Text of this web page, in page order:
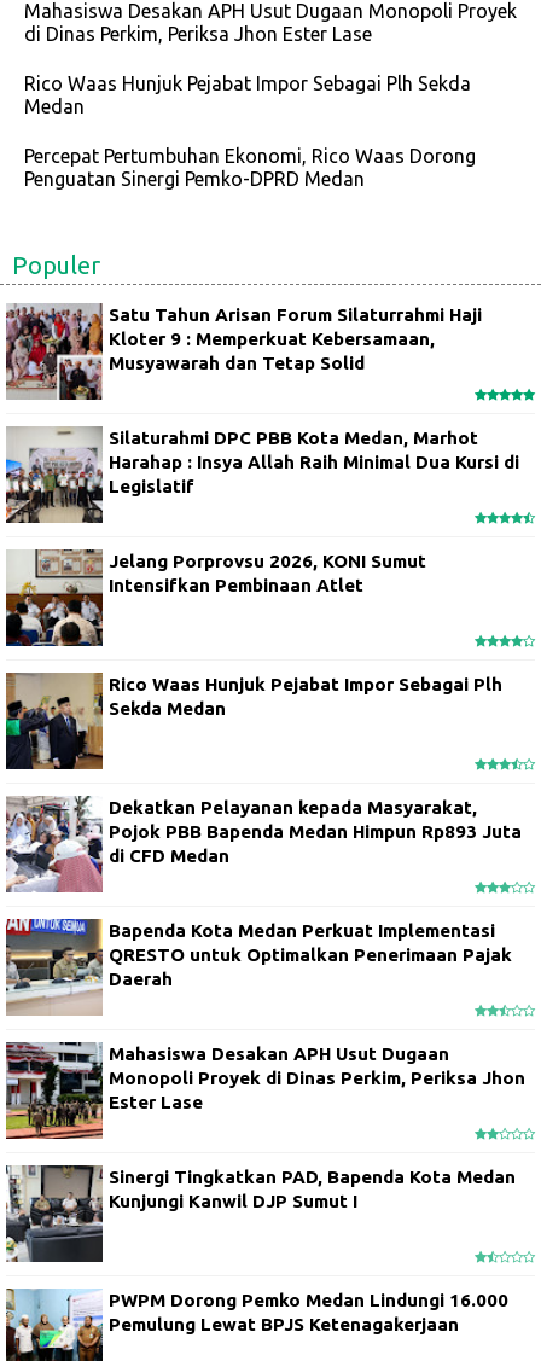
Mahasiswa Desakan APH Usut Dugaan Monopoli Proyek
di Dinas Perkim, Periksa Jhon Ester Lase
Rico Waas Hunjuk Pejabat Impor Sebagai Plh Sekda
Medan
Percepat Pertumbuhan Ekonomi, Rico Waas Dorong
Penguatan Sinergi Pemko-DPRD Medan
Populer
Satu Tahun Arisan Forum Silaturrahmi Haji
Kloter 9 : Memperkuat Kebersamaan,
Musyawarah dan Tetap Solid
Silaturahmi DPC PBB Kota Medan, Marhot
Harahap : Insya Allah Raih Minimal Dua Kursi di
Legislatif
Jelang Porprovsu 2026, KONI Sumut
Intensifkan Pembinaan Atlet
Rico Waas Hunjuk Pejabat Impor Sebagai Plh
Sekda Medan
Dekatkan Pelayanan kepada Masyarakat,
Pojok PBB Bapenda Medan Himpun Rp893 Juta
di CFD Medan
Bapenda Kota Medan Perkuat Implementasi
QRESTO untuk Optimalkan Penerimaan Pajak
Daerah
Mahasiswa Desakan APH Usut Dugaan
Monopoli Proyek di Dinas Perkim, Periksa Jhon
Ester Lase
Sinergi Tingkatkan PAD, Bapenda Kota Medan
Kunjungi Kanwil DJP Sumut I
PWPM Dorong Pemko Medan Lindungi 16.000
Pemulung Lewat BPJS Ketenagakerjaan